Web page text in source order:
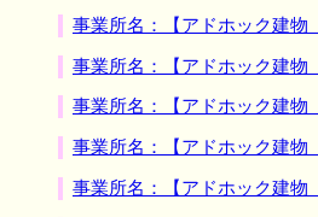
事業所名：【アドホック建物
事業所名：【アドホック建物
事業所名：【アドホック建物
事業所名：【アドホック建
事業所名：【アドホック建物